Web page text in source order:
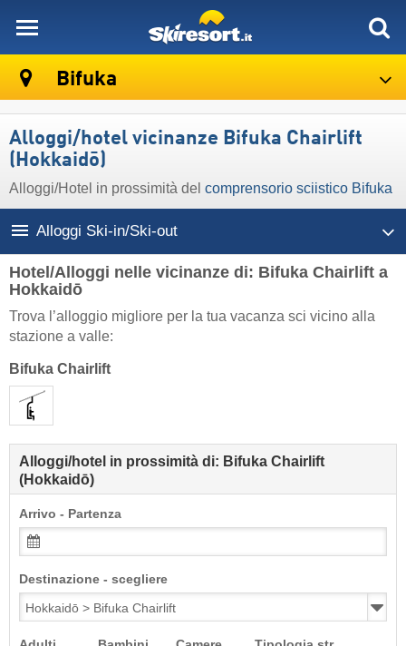
Bifuka
Alloggi/hotel vicinanze Bifuka Chairlift
(Hokkaidō)
Alloggi/Hotel in prossimità del comprensorio sciistico Bifuka
Alloggi Ski-in/Ski-out
Hotel/Alloggi nelle vicinanze di: Bifuka Chairlift a
Hokkaidō
Trova l’alloggio migliore per la tua vacanza sci vicino alla
stazione a valle:
Bifuka Chairlift
Alloggi/hotel in prossimità di: Bifuka Chairlift
(Hokkaidō)
Arrivo - Partenza
Destinazione - scegliere